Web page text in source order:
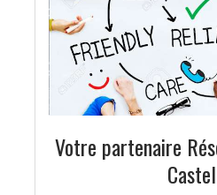
Votre partenaire